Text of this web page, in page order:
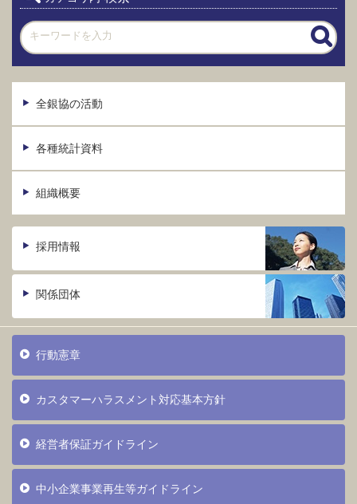
全銀協の活動
各種統計資料
組織概要
採用情報
関係団体
行動憲章
カスタマーハラスメント対応基本方針
経営者保証ガイドライン
中小企業事業再生等ガイドライン